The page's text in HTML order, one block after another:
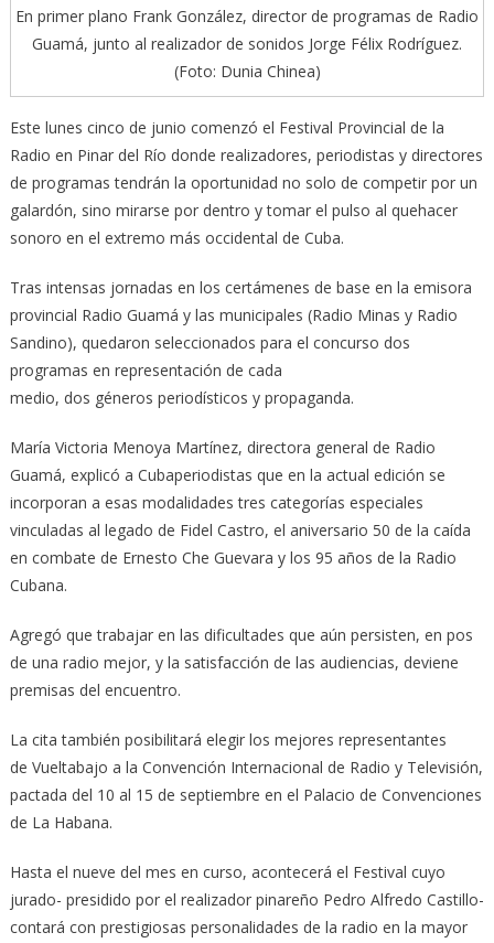
En primer plano Frank González, director de programas de Radio
Guamá, junto al realizador de sonidos Jorge Félix Rodríguez.
(Foto: Dunia Chinea)
Este lunes cinco de junio comenzó el Festival Provincial de la
Radio en Pinar del Río donde realizadores, periodistas y directores
de programas tendrán la oportunidad no solo de competir por un
galardón, sino mirarse por dentro y tomar el pulso al quehacer
sonoro en el extremo más occidental de Cuba.
Tras intensas jornadas en los certámenes de base en la emisora
provincial Radio Guamá y las municipales (Radio Minas y Radio
Sandino), quedaron seleccionados para el concurso dos
programas en representación de cada
medio, dos géneros periodísticos y propaganda.
María Victoria Menoya Martínez, directora general de Radio
Guamá, explicó a Cubaperiodistas que en la actual edición se
incorporan a esas modalidades tres categorías especiales
vinculadas al legado de Fidel Castro, el aniversario 50 de la caída
en combate de Ernesto Che Guevara y los 95 años de la Radio
Cubana.
Agregó que trabajar en las dificultades que aún persisten, en pos
de una radio mejor, y la satisfacción de las audiencias, deviene
premisas del encuentro.
La cita también posibilitará elegir los mejores representantes
de Vueltabajo a la Convención Internacional de Radio y Televisión,
pactada del 10 al 15 de septiembre en el Palacio de Convenciones
de La Habana.
Hasta el nueve del mes en curso, acontecerá el Festival cuyo
jurado- presidido por el realizador pinareño Pedro Alfredo Castillo-
contará con prestigiosas personalidades de la radio en la mayor